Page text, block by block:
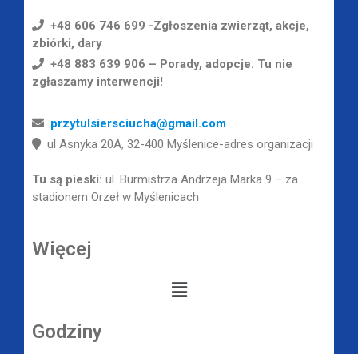
+48 606 746 699 -Zgłoszenia zwierząt, akcje,
zbiórki, dary
+48 883 639 906 – Porady, adopcje. Tu nie
zgłaszamy interwencji!
przytulsiersciucha@gmail.com
ul Asnyka 20A, 32-400 Myślenice-adres organizacji
Tu są pieski: ul. Burmistrza Andrzeja Marka 9 – za
stadionem Orzeł w Myślenicach
Więcej
Godziny